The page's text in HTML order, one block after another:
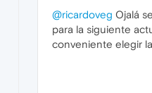
@ricardoveg Ojalá
para la siguiente
conveniente elegir